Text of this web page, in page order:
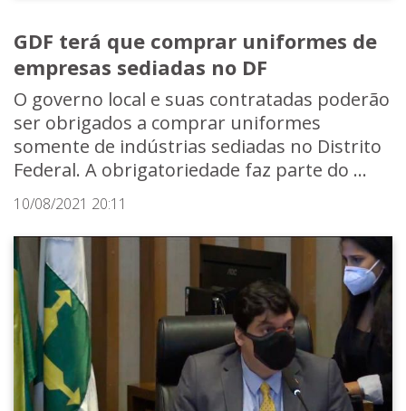
GDF terá que comprar uniformes de
empresas sediadas no DF
O governo local e suas contratadas poderão
ser obrigados a comprar uniformes
somente de indústrias sediadas no Distrito
Federal. A obrigatoriedade faz parte do ...
10/08/2021 20:11